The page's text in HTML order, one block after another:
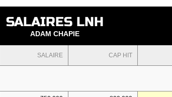
SALAIRES LNH
ADAM CHAPIE
SALAIRE CAP HIT